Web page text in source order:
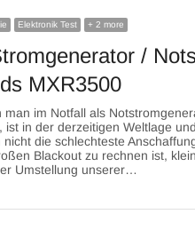
Elektronik Test + 2 more
/
MXR3500
man im Notfall als
ist in der derzeitigen Weltlage
die schlechteste
Blackout zu rechnen ist,
Umstellung unserer…